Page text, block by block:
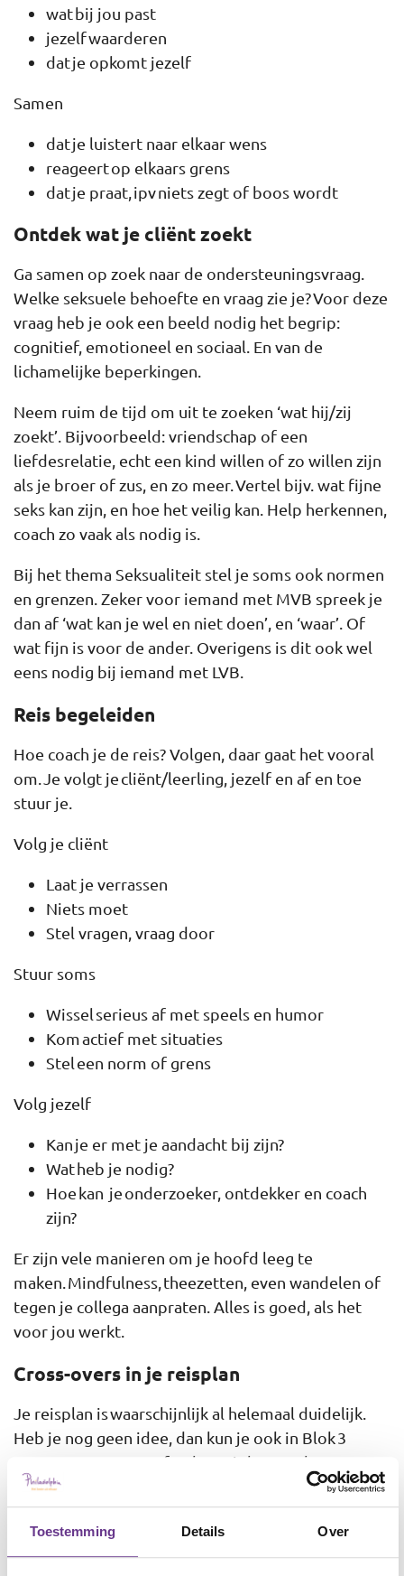
Toestemming Details Over
wat bij jou past
jezelf waarderen
dat je opkomt jezelf
Samen
dat je luistert naar elkaar wens
reageert op elkaars grens
dat je praat, ipv niets zegt of boos wordt
Ontdek wat je cliënt zoekt
Ga samen op zoek naar de ondersteuningsvraag.
Welke seksuele behoefte en vraag zie je? Voor deze
vraag heb je ook een beeld nodig het begrip:
cognitief, emotioneel en sociaal. En van de
lichamelijke beperkingen.
Neem ruim de tijd om uit te zoeken ‘wat hij/zij
zoekt’. Bijvoorbeeld: vriendschap of een
liefdesrelatie, echt een kind willen of zo willen zijn
als je broer of zus, en zo meer. Vertel bijv. wat fijne
seks kan zijn, en hoe het veilig kan. Help herkennen,
coach zo vaak als nodig is.
Bij het thema Seksualiteit stel je soms ook normen
en grenzen. Zeker voor iemand met MVB spreek je
dan af ‘wat kan je wel en niet doen’, en ‘waar’. Of
wat fijn is voor de ander. Overigens is dit ook wel
eens nodig bij iemand met LVB.
Reis begeleiden
Hoe coach je de reis? Volgen, daar gaat het vooral
om. Je volgt je cliënt/leerling, jezelf en af en toe
stuur je.
Volg je cliënt
Laat je verrassen
Niets moet
Stel vragen, vraag door
Stuur soms
Wissel serieus af met speels en humor
Kom actief met situaties
Stel een norm of grens
Volg jezelf
Kan je er met je aandacht bij zijn?
Wat heb je nodig?
Hoe kan je onderzoeker, ontdekker en coach
zijn?
Er zijn vele manieren om je hoofd leeg te
maken. Mindfulness, theezetten, even wandelen of
tegen je collega aanpraten. Alles is goed, als het
voor jou werkt.
Cross-overs in je reisplan
Je reisplan is waarschijnlijk al helemaal duidelijk.
Heb je nog geen idee, dan kun je ook in Blok 3
starten met eerst 1 of 2 thema’s kort verkennen.
Heeft je cliënt/leerling een voorkeur, start dan
daarmee.